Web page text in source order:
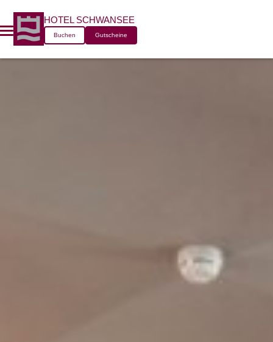
HOTEL SCHWANSEE
Buchen Gutscheine